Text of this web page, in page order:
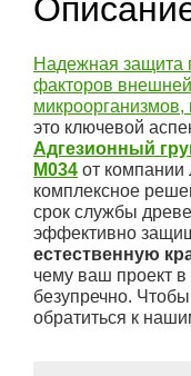
Надежная защита
факторов
это ключевой
Адгезионный
М034 от компании
комплексное
срок службы
эффективно
естественную
чему ваш проект в
безупречно. Чтобы
обратиться к